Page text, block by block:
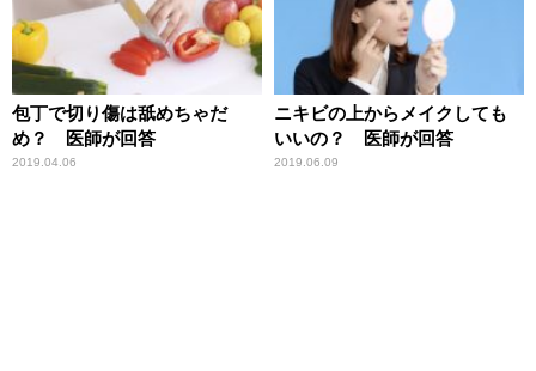
包丁で切り傷は舐めちゃだ
め？ 医師が回答
2019.04.06
ニキビの上からメイクしても
いいの？ 医師が回答
2019.06.09